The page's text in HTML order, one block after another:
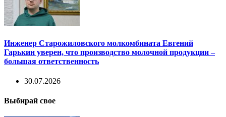
Инженер Старожиловского молкомбината Евгений
Гарькин уверен, что производство молочной продукции –
большая ответственность
30.07.2026
Выбирай свое